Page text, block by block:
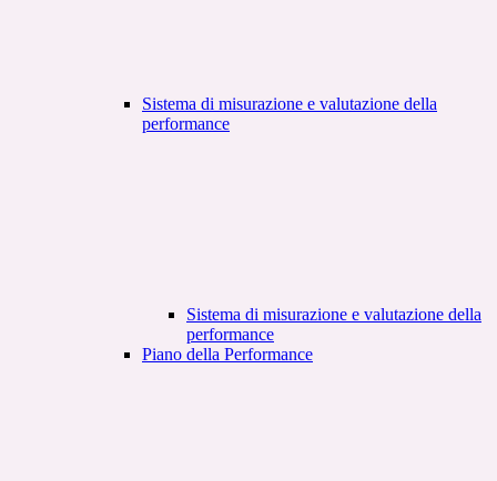
Sistema di misurazione e valutazione della
performance
Sistema di misurazione e valutazione della
performance
Piano della Performance